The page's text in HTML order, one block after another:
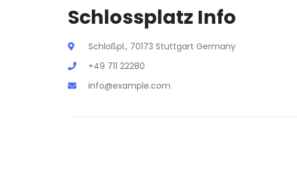
Schlossplatz Info
Schloßpl., 70173 Stuttgart Germany
+49 711 22280
info@example.com